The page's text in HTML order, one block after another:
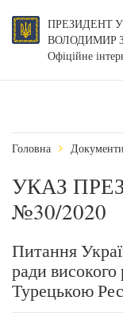
ПРЕЗИДЕНТ
ВОЛОДИМИР
Офіційне
Головна Документи
УКАЗ
№30/2020
Питання
ради
Турецькою